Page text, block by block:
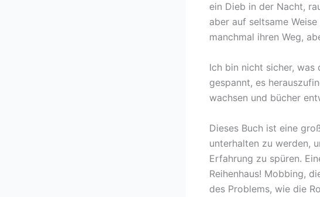
ein Dieb in der Nacht,
aber auf seltsame
manchmal ihren Weg,
Ich bin nicht sicher,
gespannt, es
wachsen und bücher
Dieses Buch ist eine
unterhalten zu werden,
Erfahrung zu spüren.
Reihenhaus! Mobbing,
des Problems, wie die